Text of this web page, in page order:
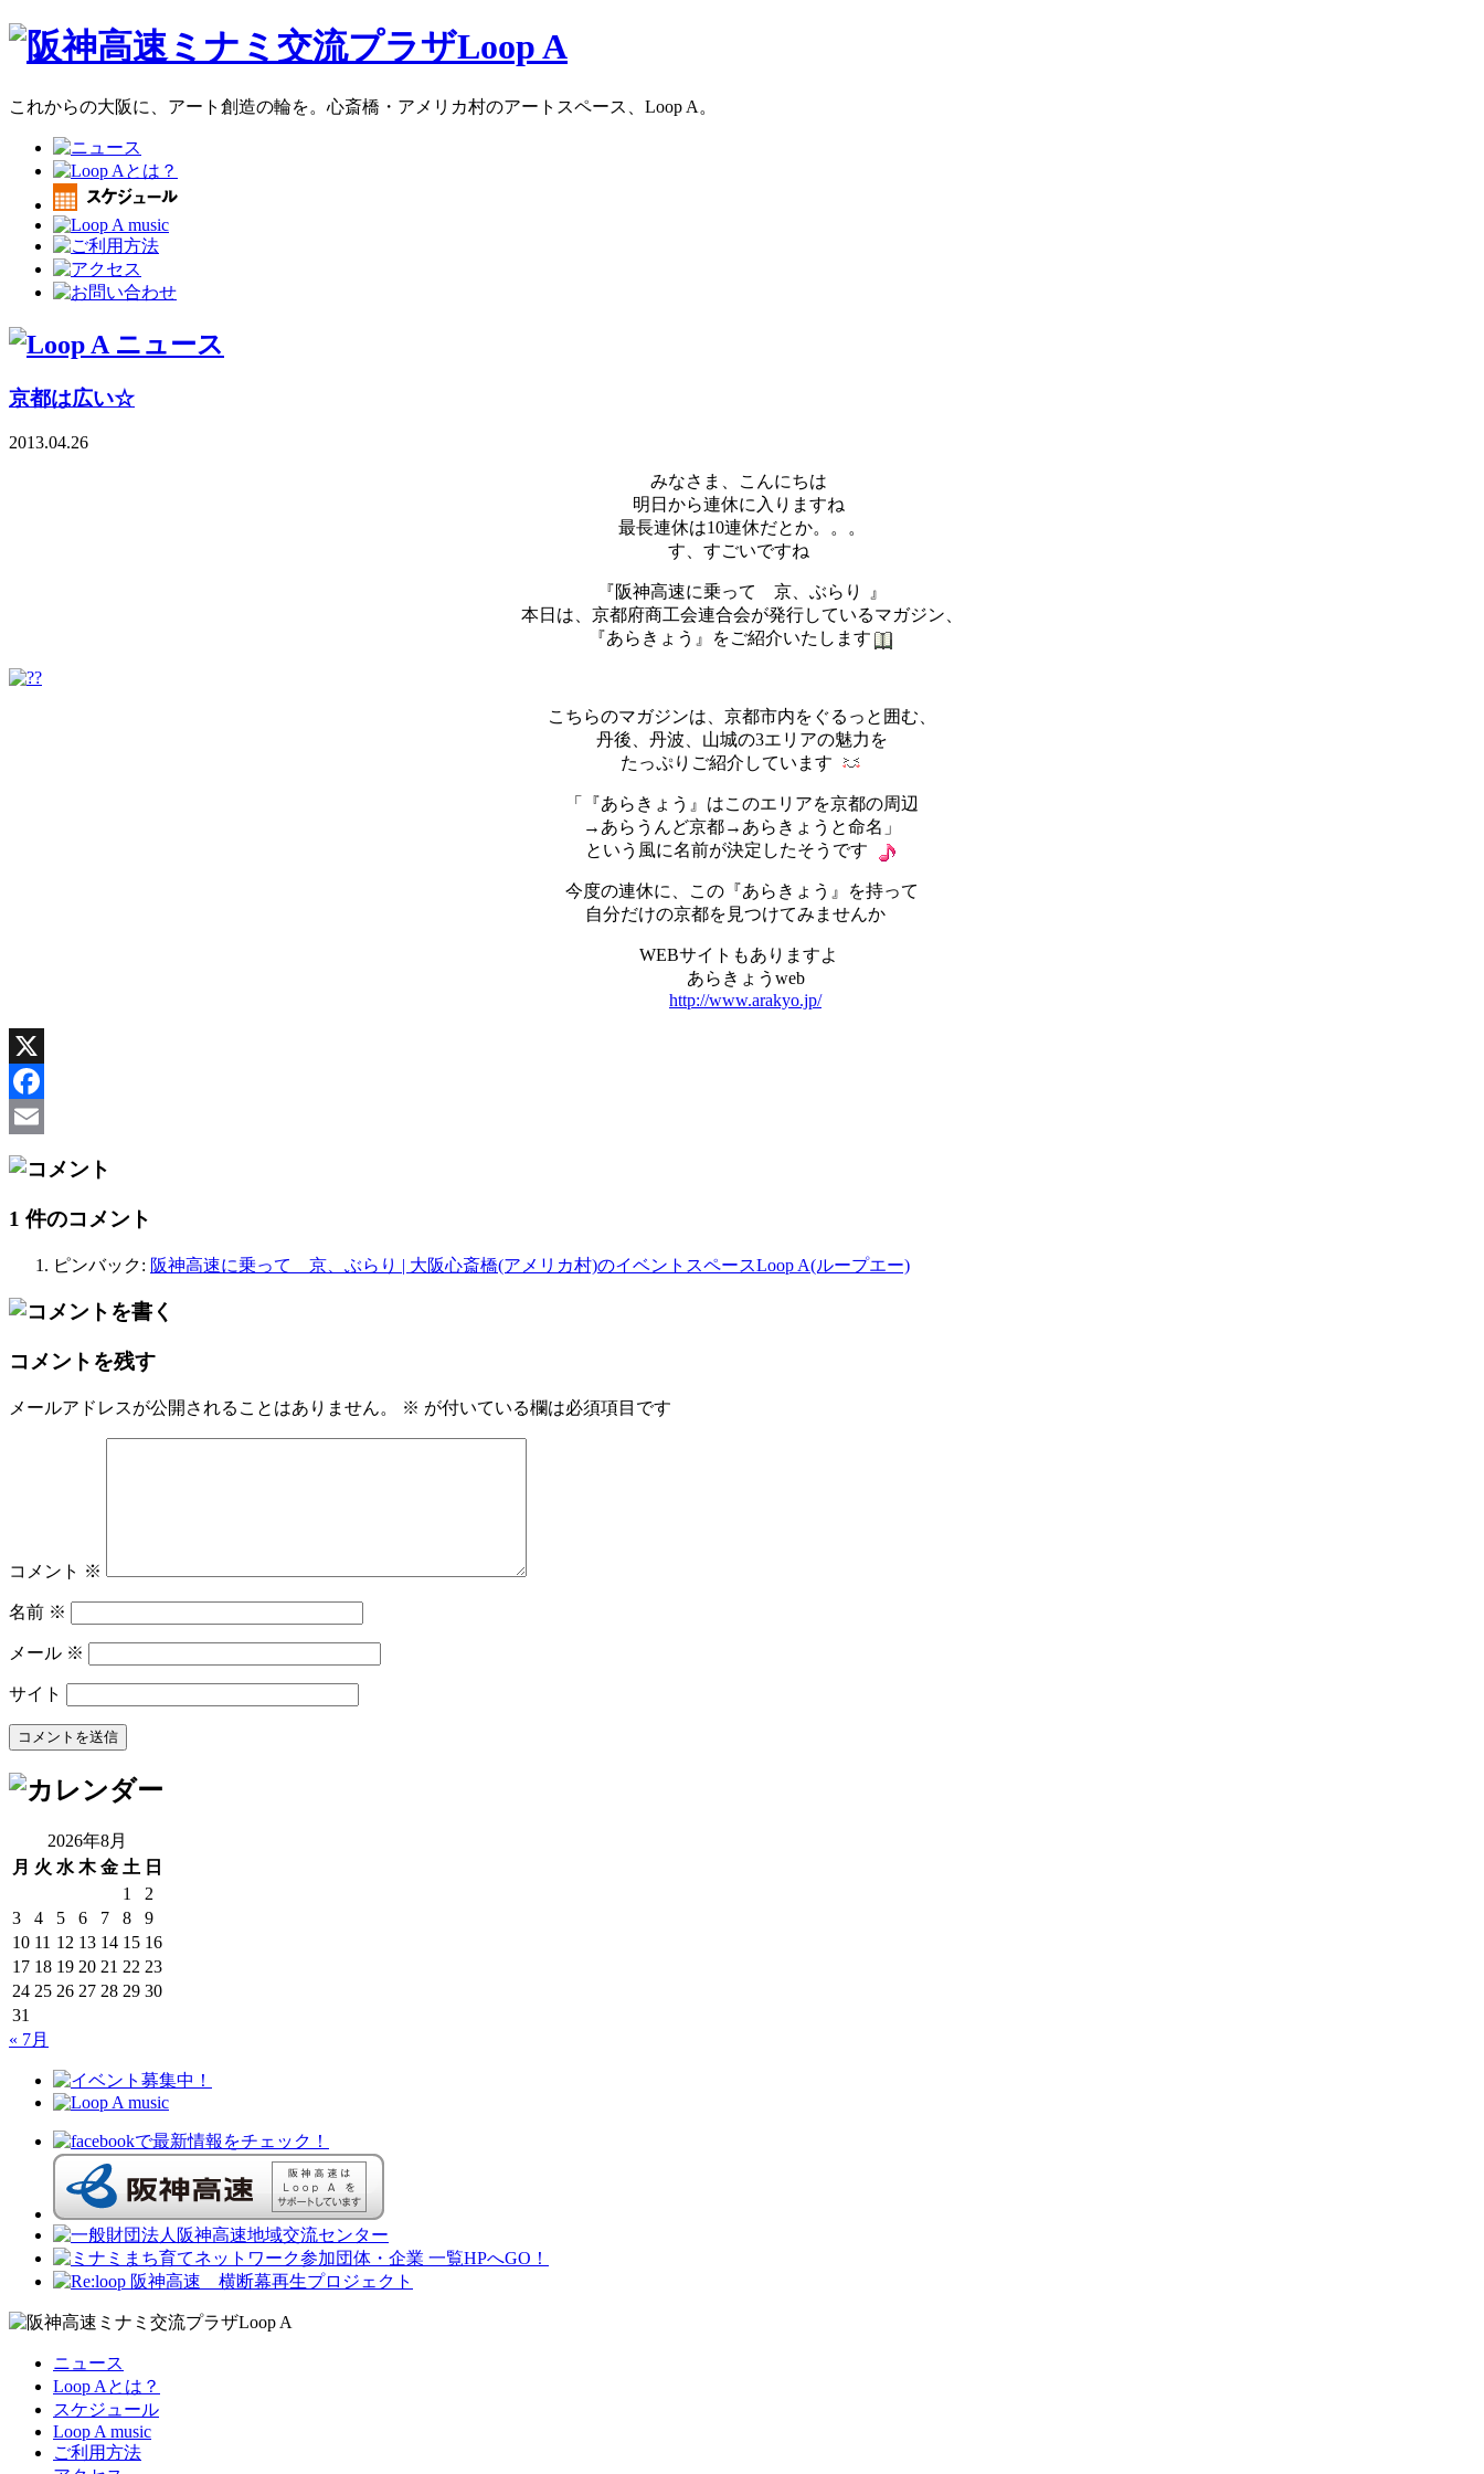
これからの大阪に、アート創造の輪を。心斎橋・アメリカ村のアートスペース、Loop A。
京都は広い☆
2013.04.26
みなさま、こんにちは
明日から連休に入りますね
最長連休は10連休だとか。。。
す、すごいですね
『阪神高速に乗って 京、ぶらり
』
本日は、京都府商工会連合会が発行しているマガジン、
『あらきょう』をご紹介いたします
こちらのマガジンは、京都市内をぐるっと囲む、
丹後、丹波、山城の3エリアの魅力を
たっぷりご紹介しています
「『あらきょう』はこのエリアを京都の周辺
→あらうんど京都→あらきょうと命名」
という風に名前が決定したそうです
今度の連休に、この『あらきょう』を持って
自分だけの京都を見つけてみませんか
WEBサイトもありますよ
あらきょうweb
http://www.arakyo.jp/
X
Facebook
Email
1 件のコメント
ピンバック: 阪神高速に乗って 京、ぶらり | 大阪心斎橋(アメリカ村)のイベントスペースLoop A(ループエー)
コメントを残す
メールアドレスが公開されることはありません。 ※ が付いている欄は必須項目です
コメント ※
名前 ※
メール ※
サイト
2026年8月
月 火 水 木 金 土 日
1
2
3
4 5 6 7 8
9
10 11 12 13 14 15 16
17 18 19 20 21 22 23
24 25 26 27 28 29 30
31
« 7月
ニュース
Loop Aとは？
スケジュール
Loop A music
ご利用方法